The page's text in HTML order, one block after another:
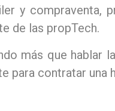
y compraventa,
de las propTech.
más que hablar
para contratar una